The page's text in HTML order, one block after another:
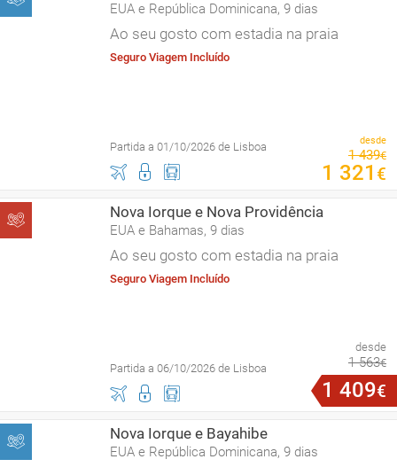
EUA e República Dominicana, 9 dias
Ao seu gosto com estadia na praia
Seguro Viagem Incluído
Partida a 01/10/2026 de Lisboa desde
1 439€
1 321 €
Nova Iorque e Nova Providência
EUA e Bahamas, 9 dias
Ao seu gosto com estadia na praia
Seguro Viagem Incluído
Partida a 06/10/2026 de Lisboa
desde
1 563€
1 409€
Nova Iorque e Bayahibe
EUA e República Dominicana, 9 dias